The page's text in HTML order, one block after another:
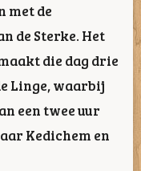
met de
de Sterke. Het
die dag drie
Linge, waarbij
een twee uur
Kedichem en